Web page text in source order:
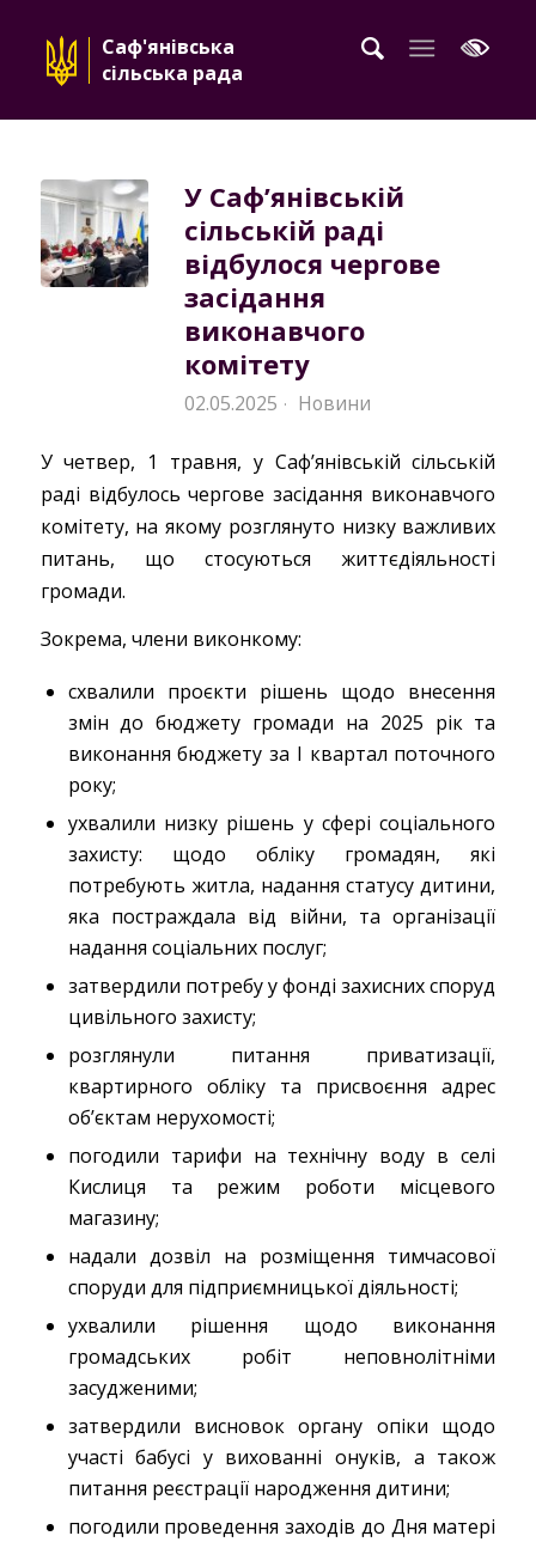
Саф'янівська
сільська рада
У Саф’янівській
сільській раді
відбулося чергове
засідання
виконавчого
комітету
02.05.2025 · Новини
У четвер, 1 травня, у Саф’янівській сільській
раді відбулось чергове засідання виконавчого
комітету, на якому розглянуто низку важливих
питань, що стосуються життєдіяльності
громади.
Зокрема, члени виконкому:
схвалили проєкти рішень щодо внесення
змін до бюджету громади на 2025 рік та
виконання бюджету за І квартал поточного
року;
ухвалили низку рішень у сфері соціального
захисту: щодо обліку громадян, які
потребують житла, надання статусу дитини,
яка постраждала від війни, та організації
надання соціальних послуг;
затвердили потребу у фонді захисних споруд
цивільного захисту;
розглянули питання приватизації,
квартирного обліку та присвоєння адрес
об’єктам нерухомості;
погодили тарифи на технічну воду в селі
Кислиця та режим роботи місцевого
магазину;
надали дозвіл на розміщення тимчасової
споруди для підприємницької діяльності;
ухвалили рішення щодо виконання
громадських робіт неповнолітніми
засудженими;
затвердили висновок органу опіки щодо
участі бабусі у вихованні онуків, а також
питання реєстрації народження дитини;
погодили проведення заходів до Дня матері